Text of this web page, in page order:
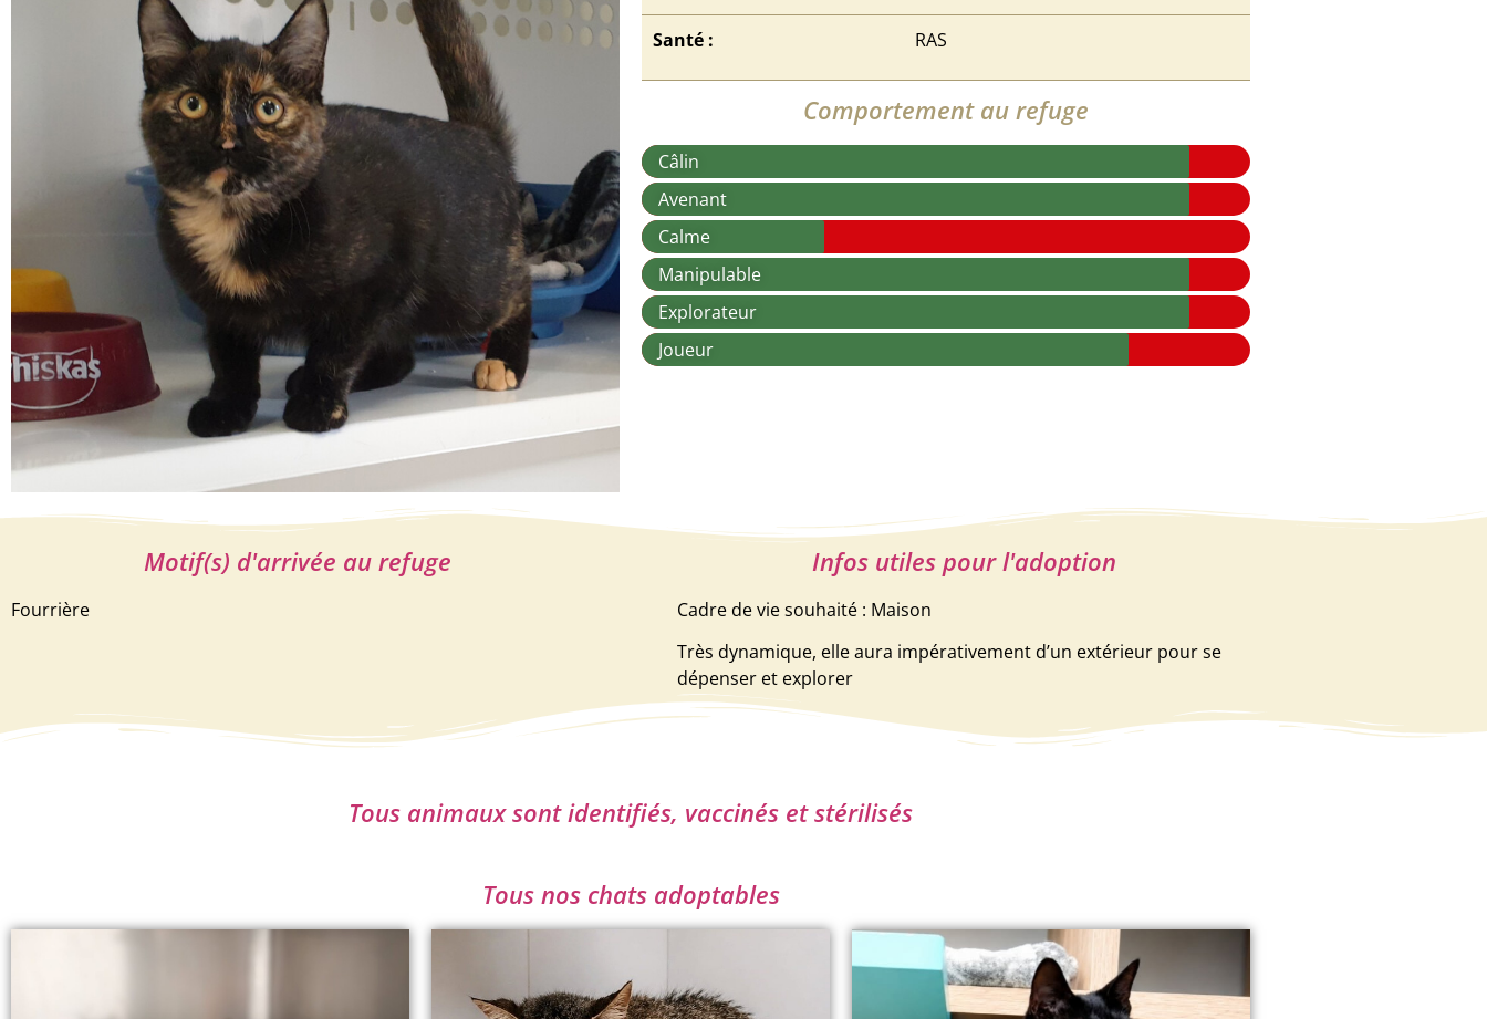
Santé : RAS
Comportement au refuge
Câlin
Avenant
Calme
Manipulable
Explorateur
Joueur
Motif(s) d'arrivée au refuge
Fourrière
Infos utiles pour l'adoption
Cadre de vie souhaité : Maison
Très dynamique, elle aura impérativement d’un extérieur pour se
dépenser et explorer
Tous animaux sont identifiés, vaccinés et stérilisés
Tous nos chats adoptables